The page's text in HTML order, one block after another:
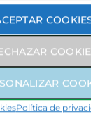
Política de
LED